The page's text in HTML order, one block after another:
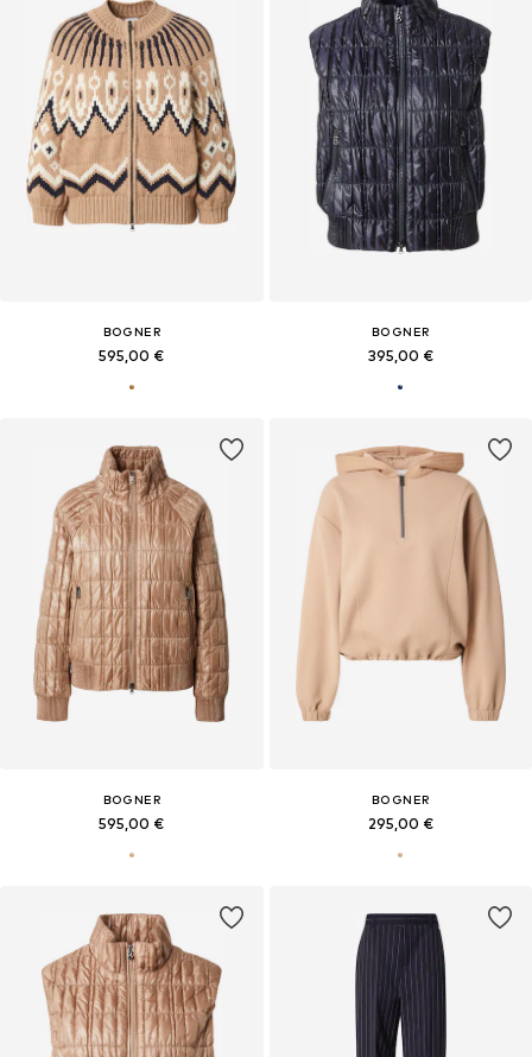
BOGNER
595,00 €
BOGNER
395,00 €
BOGNER
595,00 €
BOGNER
295,00 €